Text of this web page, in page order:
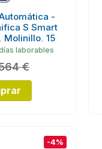
-
S Smart
Molinillo, 15
laborables
€
-4%